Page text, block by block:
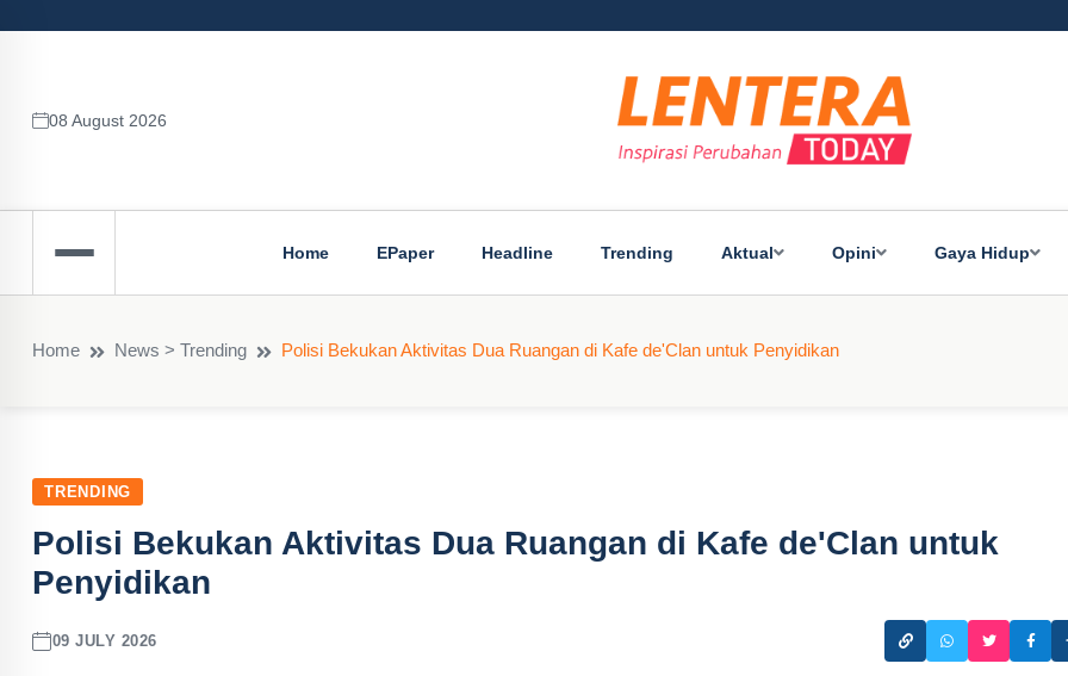
08 August 2026
Home EPaper Headline Trending Aktual Opini Gaya Hidup
Home News > Trending Polisi Bekukan Aktivitas Dua Ruangan di Kafe de'Clan untuk Penyidikan
TRENDING
Polisi Bekukan Aktivitas Dua Ruangan di Kafe de'Clan untuk
Penyidikan
09 JULY 2026